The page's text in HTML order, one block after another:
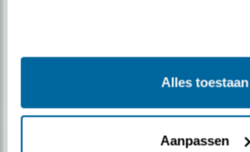
Alles toestaan
Aanpassen
Volg ons via social media